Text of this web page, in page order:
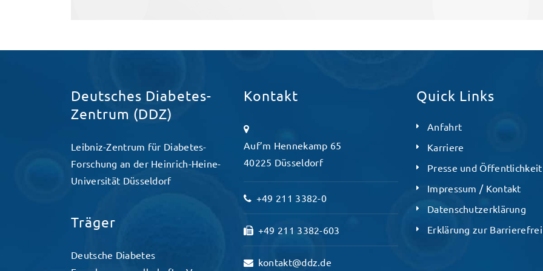
Deutsches Diabetes-
Zentrum (DDZ)
Leibniz-Zentrum für Diabetes-
Forschung an der Heinrich-Heine-
Universität Düsseldorf
Träger
Deutsche Diabetes
Kontakt
Auf’m Hennekamp 65
40225 Düsseldorf
+49 211 3382-0
+49 211 3382-603
kontakt@ddz.de
Quick Links
Anfahrt
Karriere
Presse und Öffentlichkeit
Impressum / Kontakt
Datenschutzerklärung
Erklärung zur